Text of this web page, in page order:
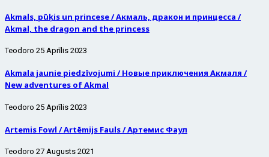
Akmals, pūķis un princese / Акмаль, дракон и принцесса /
Akmal, the dragon and the princess
Teodoro 25 Aprīlis 2023
Akmala jaunie piedzīvojumi / Новые приключения Акмаля /
New adventures of Akmal
Teodoro 25 Aprīlis 2023
Artemis Fowl / Artēmijs Fauls / Артемис Фаул
Teodoro 27 Augusts 2021